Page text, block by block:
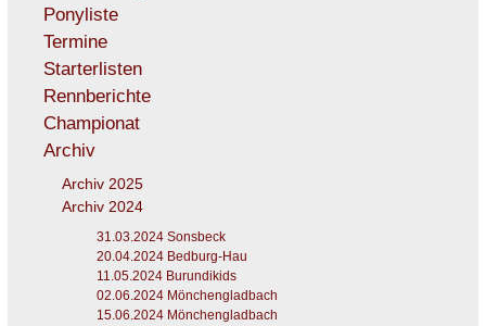
Ponyliste
Termine
Starterlisten
Rennberichte
Championat
Archiv
Archiv 2025
Archiv 2024
31.03.2024 Sonsbeck
20.04.2024 Bedburg-Hau
11.05.2024 Burundikids
02.06.2024 Mönchengladbach
15.06.2024 Mönchengladbach